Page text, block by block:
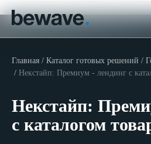
Главная Каталог готовых решений
Некстайп: Премиум - лендинг с
Некстайп:
с каталогом